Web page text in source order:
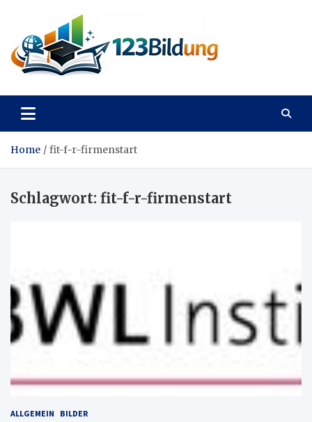
content
123Bildung
Home fit-f-r-firmenstart
Schlagwort: fit-f-r-firmenstart
ALLGEMEIN BILDER